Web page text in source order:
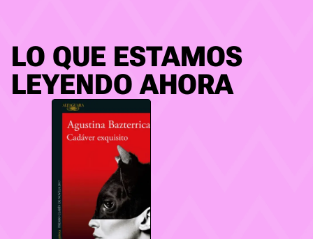
LO QUE ESTAMOS
LEYENDO AHORA